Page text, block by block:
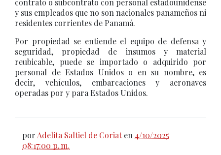
contrato o subcontrato con personal estadounidense
y sus empleados que no son nacionales panameños ni
residentes corrientes de Panamá.
Por propiedad se entiende el equipo de defensa y
seguridad, propiedad de insumos y material
reubicable, puede se importado o adquirido por
personal de Estados Unidos o en su nombre, es
decir, vehículos, embarcaciones y aeronaves
operadas por y para Estados Unidos.
porAdelita Saltiel de Coriat en 4/10/2025
08:17:00 p. m.